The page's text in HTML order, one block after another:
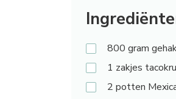
800 gram
1 zakjes
2 potten